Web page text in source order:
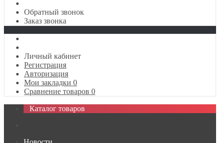
Обратный звонок
Заказ звонка
Личный кабинет
Регистрация
Авторизация
Мои закладки 0
Сравнение товаров 0
Каталог товаров